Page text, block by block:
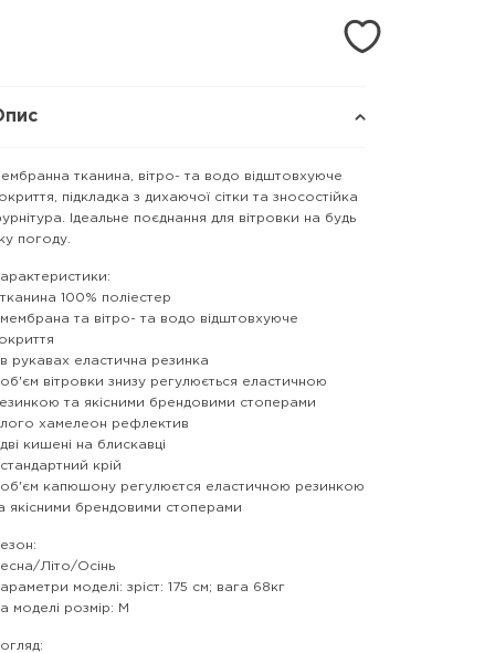
тканина, вітро- та водо відштовхуюче
підкладка з дихаючої сітки та зносостійка
Ідеальне поєднання для вітровки на будь
погоду.
100% поліестер
та вітро- та водо відштовхуюче
рукавах еластична резинка
вітровки знизу регулюється еластичною
та якісними брендовими стоперами
хамелеон рефлектив
кишені на блискавці
крій
капюшону регулюєтся еластичною резинкою
якісними брендовими стоперами
Літо/Осінь
моделі: зріст: 175 см; вага 68кг
моделі розмір: M